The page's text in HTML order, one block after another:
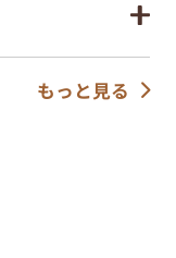
もっと見る